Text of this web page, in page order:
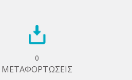
0
ΜΕΤΑΦΟΡΤΩΣΕΙΣ